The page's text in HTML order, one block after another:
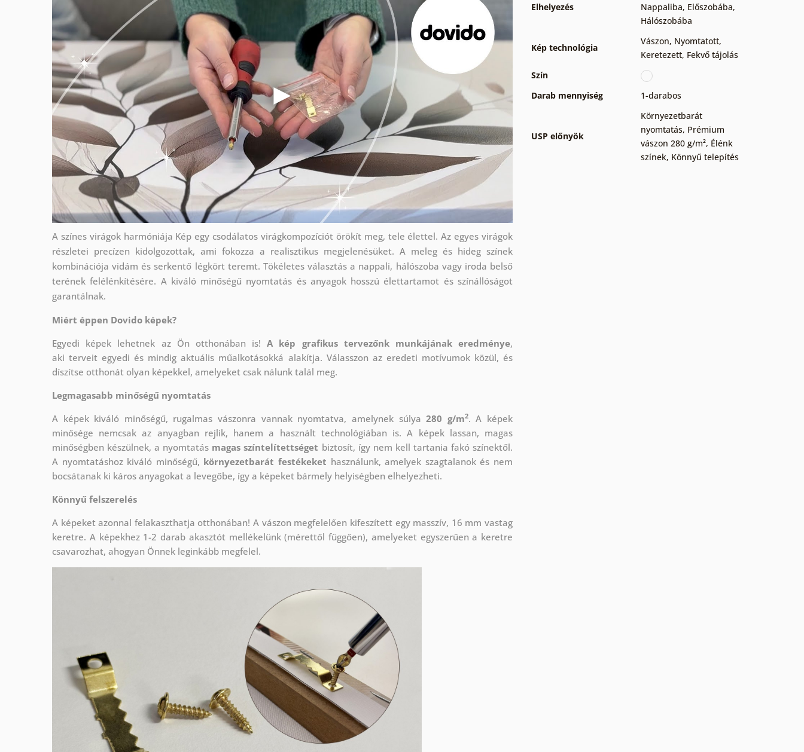
A színes virágok harmóniája Kép egy csodálatos virágkompozíciót örökít meg, tele élettel. Az egyes virágok
részletei precízen kidolgozottak, ami fokozza a realisztikus megjelenésüket. A meleg és hideg színek
kombinációja vidám és serkentő légkört teremt. Tökéletes választás a nappali, hálószoba vagy iroda belső
terének felélénkítésére. A kiváló minőségű nyomtatás és anyagok hosszú élettartamot és színállóságot
garantálnak.
Miért éppen Dovido képek?
Egyedi képek lehetnek az Ön otthonában is!A kép grafikus tervezőnk munkájának eredménye,
akiterveit egyedi és mindig aktuális műalkotásokká alakítja. Válasszon az eredeti motívumok közül, és
díszítse otthonát olyan képekkel, amelyeket csak nálunk talál meg.
Legmagasabb minőségű nyomtatás
A képek kiváló minőségű, rugalmas vászonra vannak nyomtatva, amelynek súlya280 g/m2. A képek
minősége nemcsak az anyagban rejlik, hanem a használt technológiában is. A képek lassan, magas
minőségben készülnek, a nyomtatás magas színtelítettséget biztosít, így nem kell tartania fakó színektől.
A nyomtatáshoz kiváló minőségű, környezetbarát festékeket használunk, amelyek szagtalanok és nem
bocsátanak ki káros anyagokat a levegőbe, így a képeket bármely helyiségben elhelyezheti.
Könnyű felszerelés
A képeket azonnal felakaszthatja otthonában! A vászon megfelelően kifeszített egy masszív, 16 mm vastag
keretre. A képekhez 1-2 darab akasztót mellékelünk (mérettől függően), amelyeket egyszerűen a keretre
csavarozhat, ahogyan Önnek leginkább megfelel.
Elhelyezés
Nappaliba, Előszobába,
Hálószobába
Kép technológia
Vászon, Nyomtatott,
Keretezett, Fekvő tájolás
Szín
Darab mennyiség
1-darabos
USP előnyök
Környezetbarát
nyomtatás, Prémium
vászon 280 g/m², Élénk
színek, Könnyű telepítés